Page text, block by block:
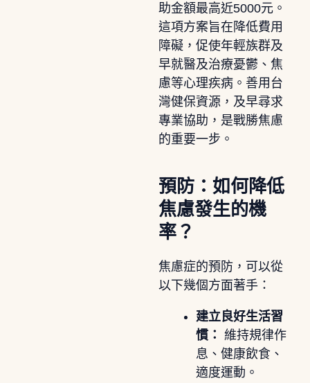
助金額最高近5000元。
這項方案旨在降低費用
障礙，促使年輕族群及
早就醫及治療憂鬱、焦
慮等心理疾病。善用台
灣健保資源，及早尋求
專業協助，是戰勝焦慮
的重要一步。
預防：如何降低
焦慮發生的機
率？
焦慮症的預防，可以從
以下幾個方面著手：
建立良好生活習
慣： 維持規律作
息、健康飲食、
適度運動。